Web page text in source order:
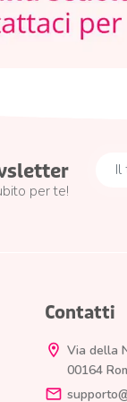
per te!
Contatti
location_on Via della
00164
email